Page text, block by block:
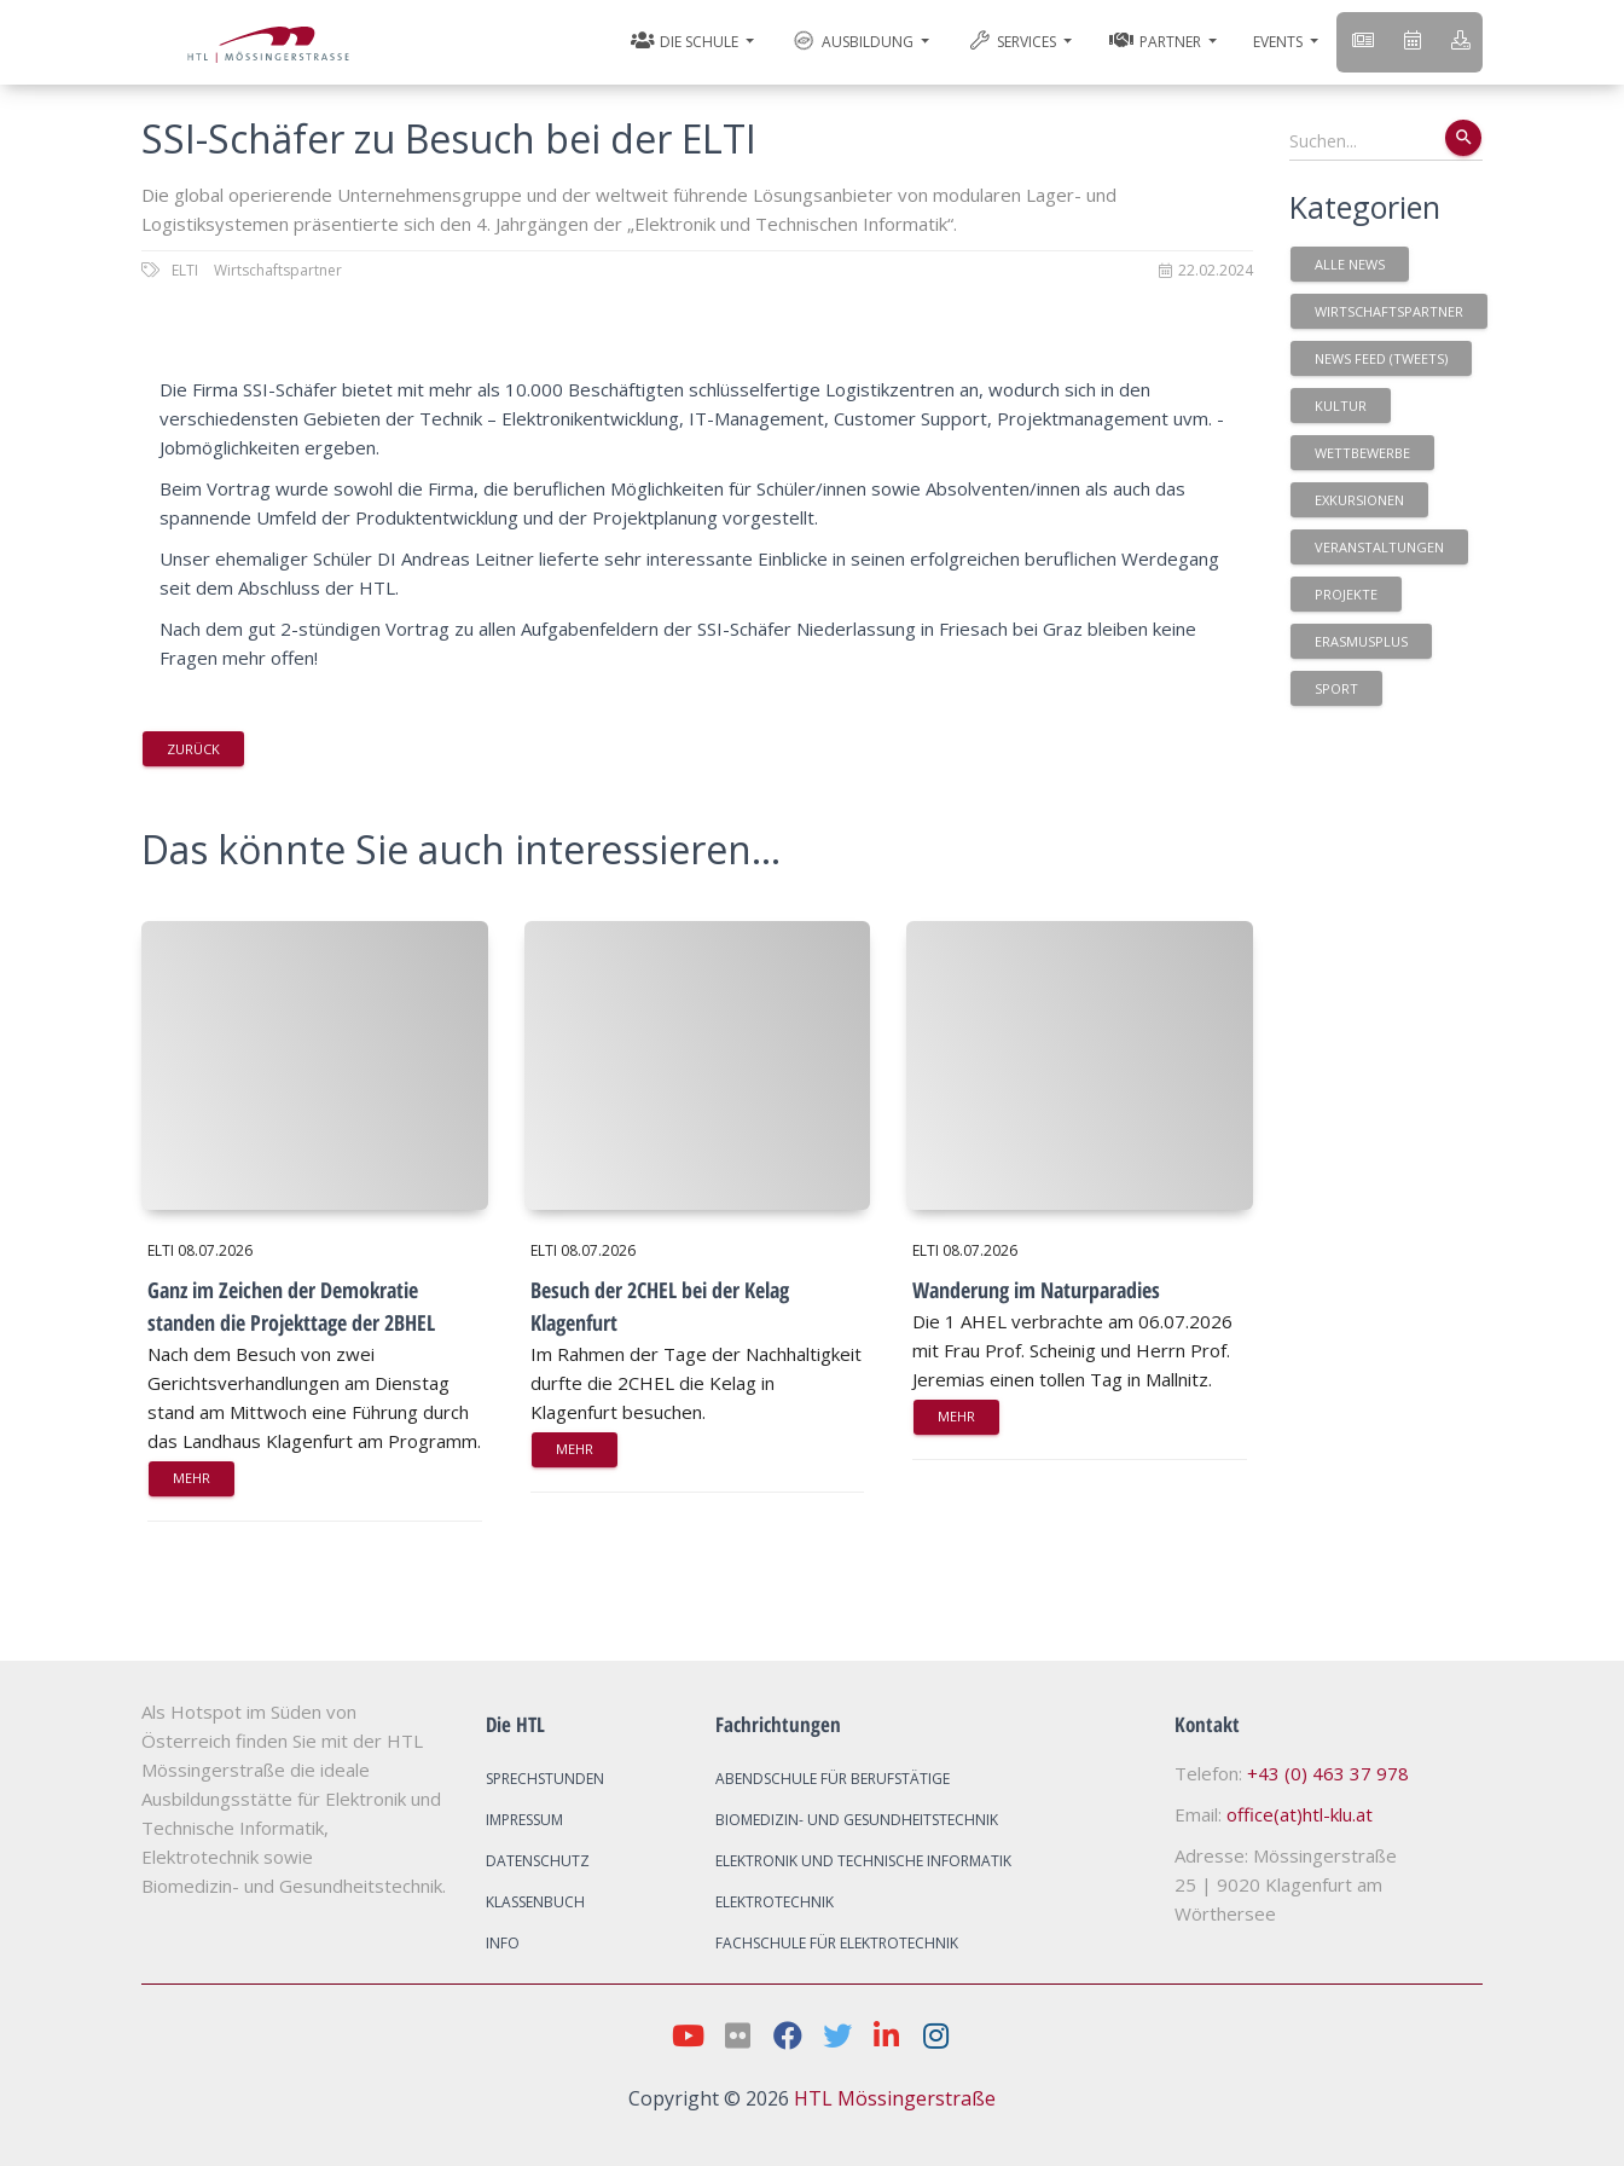
DIE SCHULE AUSBILDUNG SERVICES PARTNER EVENTS
SSI-Schäfer zu Besuch bei der ELTI
Die global operierende Unternehmensgruppe und der weltweit führende Lösungsanbieter von modularen Lager- und
Logistiksystemen präsentierte sich den 4. Jahrgängen der „Elektronik und Technischen Informatik“.
22.02.2024
ELTI Wirtschaftspartner
Die Firma SSI-Schäfer bietet mit mehr als 10.000 Beschäftigten schlüsselfertige Logistikzentren an, wodurch sich in den
verschiedensten Gebieten der Technik – Elektronikentwicklung, IT-Management, Customer Support, Projektmanagement uvm. -
Jobmöglichkeiten ergeben.
Beim Vortrag wurde sowohl die Firma, die beruflichen Möglichkeiten für Schüler/innen sowie Absolventen/innen als auch das
spannende Umfeld der Produktentwicklung und der Projektplanung vorgestellt.
Unser ehemaliger Schüler DI Andreas Leitner lieferte sehr interessante Einblicke in seinen erfolgreichen beruflichen Werdegang
seit dem Abschluss der HTL.
Nach dem gut 2-stündigen Vortrag zu allen Aufgabenfeldern der SSI-Schäfer Niederlassung in Friesach bei Graz bleiben keine
Fragen mehr offen!
ZURÜCK
Das könnte Sie auch interessieren...
ELTI 08.07.2026
Ganz im Zeichen der Demokratie
standen die Projekttage der 2BHEL
Nach dem Besuch von zwei
Gerichtsverhandlungen am Dienstag
stand am Mittwoch eine Führung durch
das Landhaus Klagenfurt am Programm.
MEHR
ELTI 08.07.2026
Besuch der 2CHEL bei der Kelag
Klagenfurt
Im Rahmen der Tage der Nachhaltigkeit
durfte die 2CHEL die Kelag in
Klagenfurt besuchen.
MEHR
ELTI 08.07.2026
Wanderung im Naturparadies
Die 1 AHEL verbrachte am 06.07.2026
mit Frau Prof. Scheinig und Herrn Prof.
Jeremias einen tollen Tag in Mallnitz.
MEHR
search
Kategorien
ALLE NEWS
WIRTSCHAFTSPARTNER
NEWS FEED (TWEETS)
KULTUR
WETTBEWERBE
EXKURSIONEN
VERANSTALTUNGEN
PROJEKTE
ERASMUSPLUS
SPORT
Als Hotspot im Süden von
Österreich finden Sie mit der HTL
Mössingerstraße die ideale
Ausbildungsstätte für Elektronik und
Technische Informatik,
Elektrotechnik sowie
Biomedizin- und Gesundheitstechnik.
Die HTL
SPRECHSTUNDEN
IMPRESSUM
DATENSCHUTZ
KLASSENBUCH
INFO
Fachrichtungen
ABENDSCHULE FÜR BERUFSTÄTIGE
BIOMEDIZIN- UND GESUNDHEITSTECHNIK
ELEKTRONIK UND TECHNISCHE INFORMATIK
ELEKTROTECHNIK
FACHSCHULE FÜR ELEKTROTECHNIK
Kontakt
Telefon: +43 (0) 463 37 978
Email: office(at)htl-klu.at
Adresse: Mössingerstraße
25 | 9020 Klagenfurt am
Wörthersee
Copyright © 2026 HTL Mössingerstraße